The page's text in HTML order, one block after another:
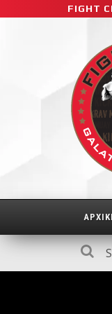
FIGHT
και πιο